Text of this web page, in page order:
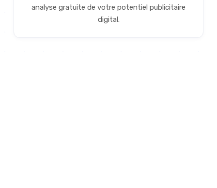
analyse gratuite de votre potentiel publicitaire
digital.